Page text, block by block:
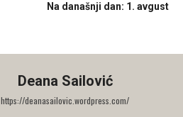
Na današnji dan: 1. avgust
Deana Sailović
https://deanasailovic.wordpress.com/